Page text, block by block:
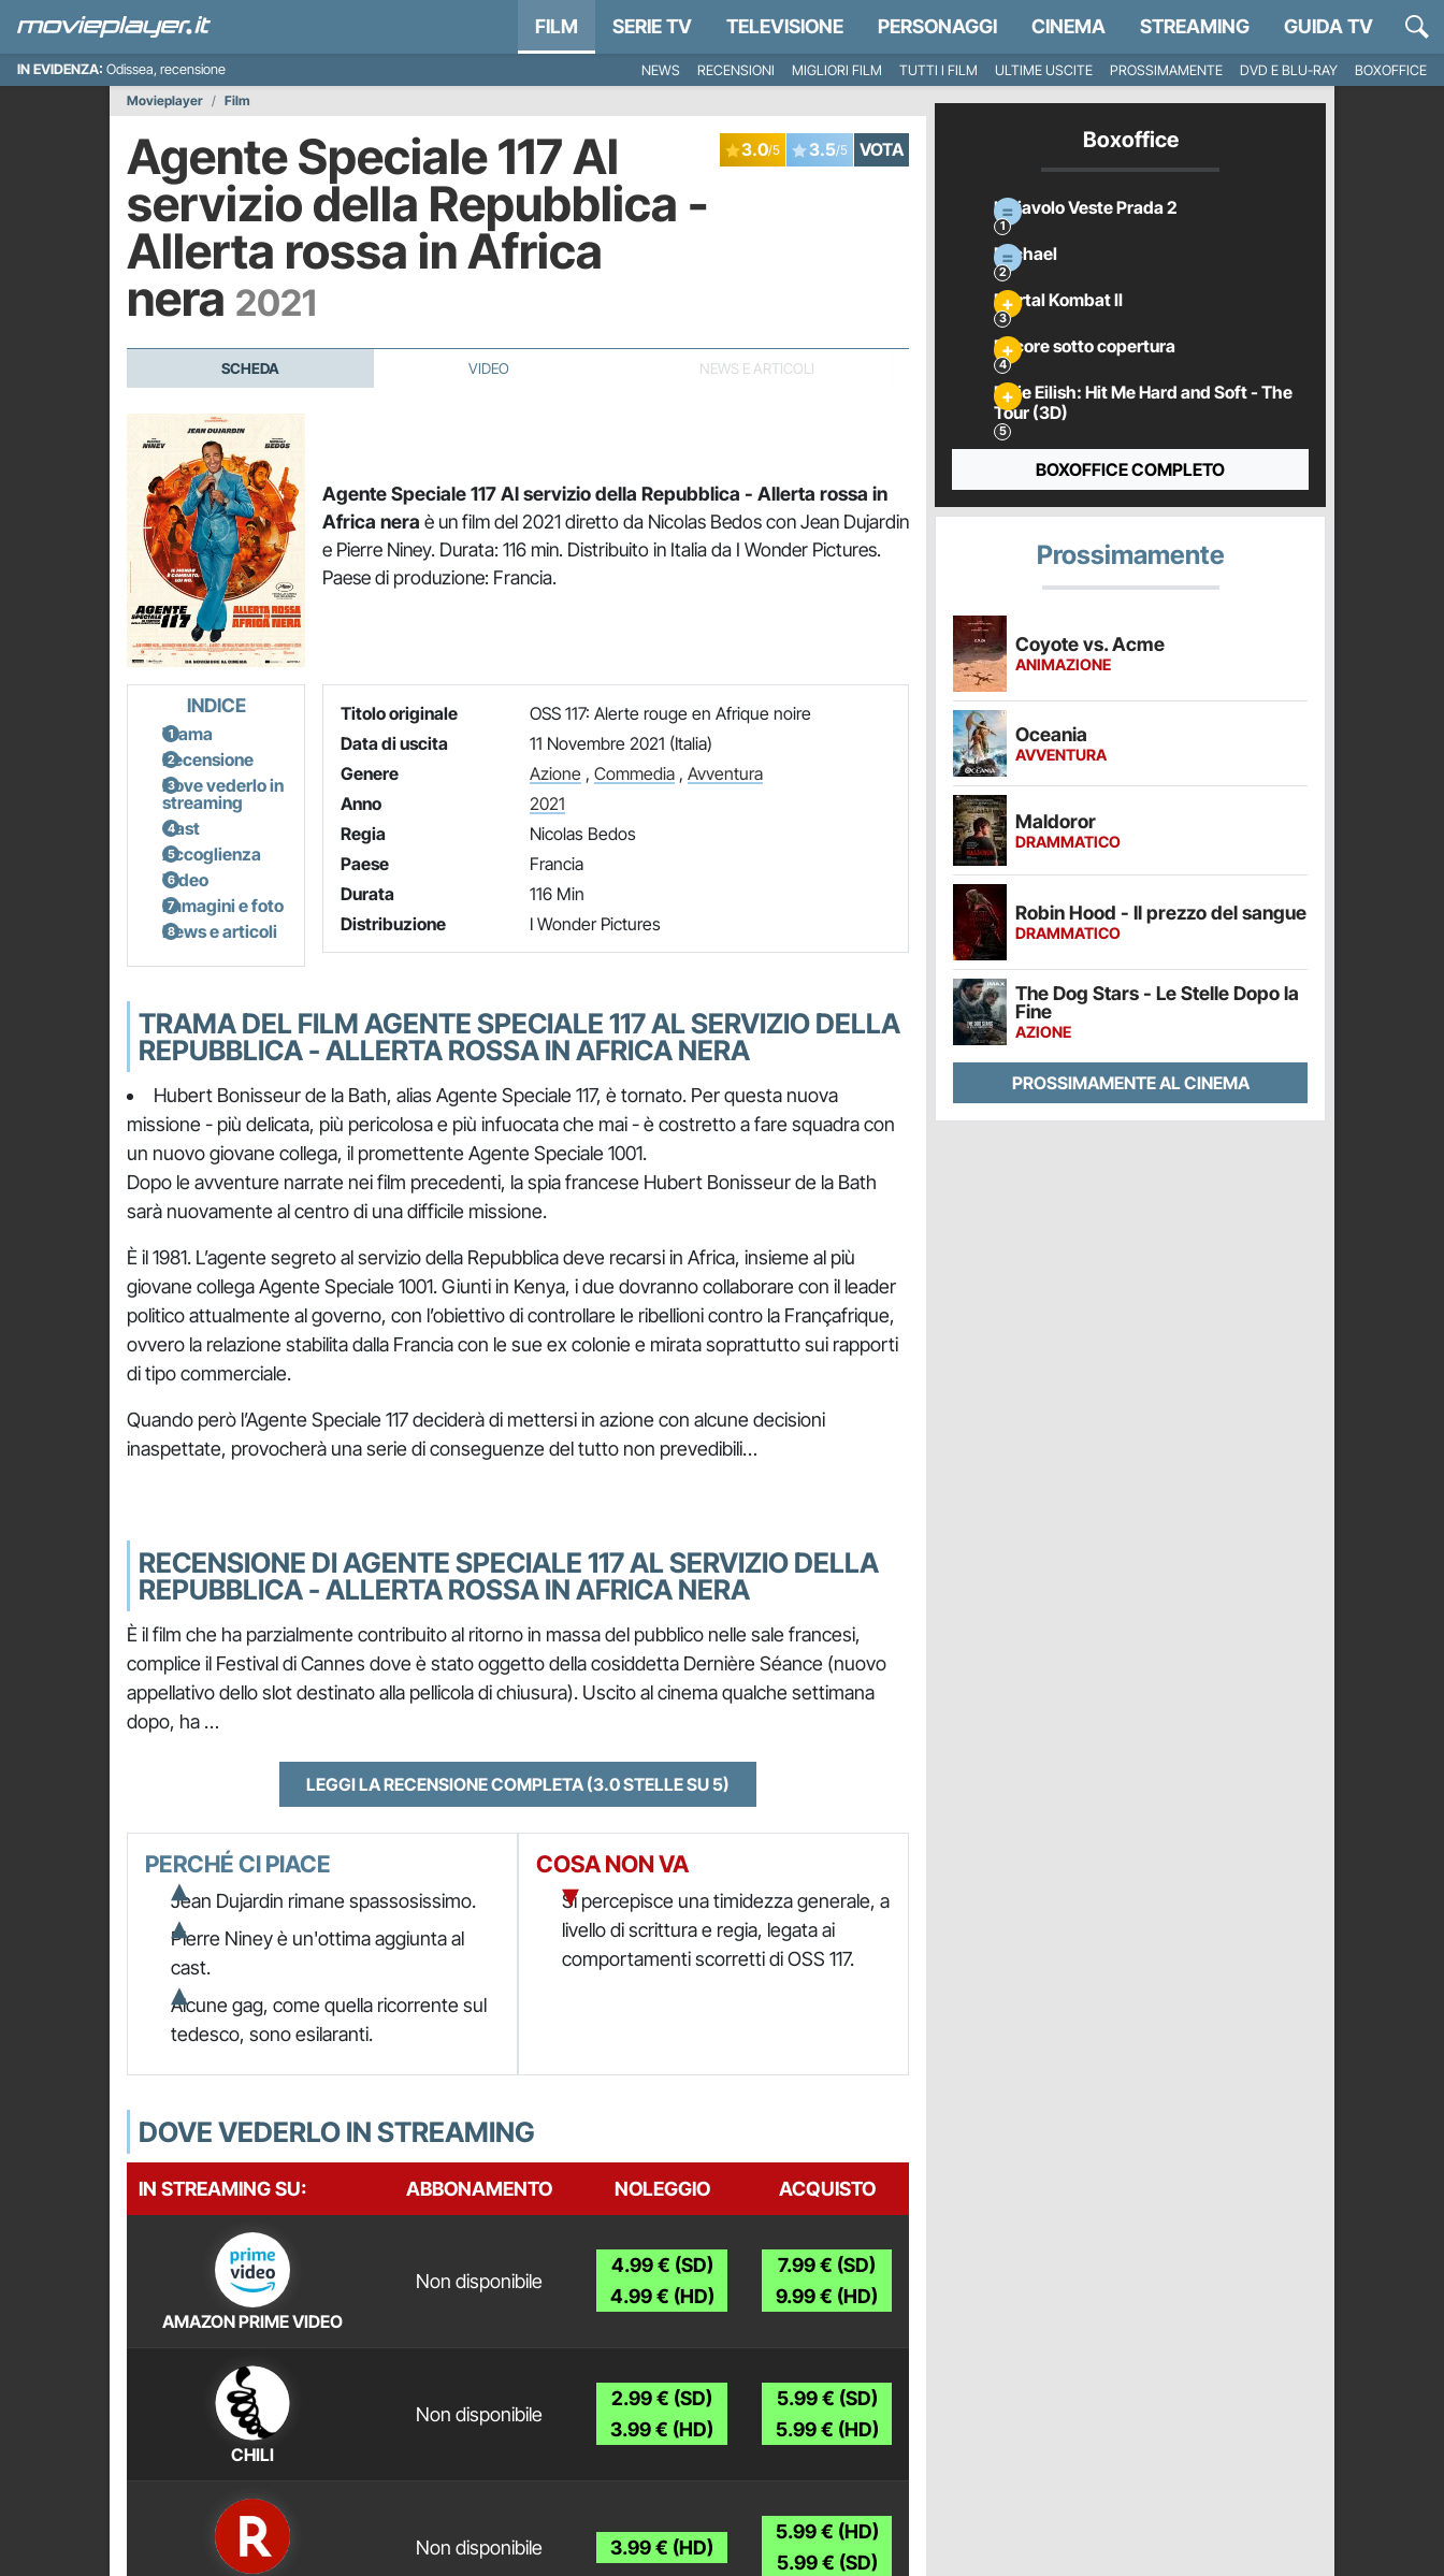
FILM SERIE TV TELEVISIONE PERSONAGGI CINEMA STREAMING GUIDA TV
IN EVIDENZA: Odissea, recensione NEWS RECENSIONI MIGLIORI FILM TUTTI I FILM ULTIME USCITE PROSSIMAMENTE DVD E BLU-RAY
BOXOFFICE
Movieplayer
Film
Agente Speciale 117 Al
servizio della Repubblica -
Allerta rossa in Africa
nera 2021
3.0/5 3.5/5 VOTA
SCHEDA VIDEO NEWS E ARTICOLI
Agente Speciale 117 Al servizio della Repubblica - Allerta rossa in
Africa nera è un film del 2021 diretto da Nicolas Bedos con Jean Dujardin
e Pierre Niney. Durata: 116 min. Distribuito in Italia da I Wonder Pictures.
Paese di produzione: Francia.
INDICE
Trama
Recensione
Dove vederlo in
streaming
Cast
Accoglienza
Video
Immagini e foto
News e articoli
Titolo originale
OSS 117: Alerte rouge en Afrique noire
Data di uscita
11 Novembre 2021 (Italia)
Genere
Azione , Commedia , Avventura
Anno
2021
Regia
Nicolas Bedos
Paese
Francia
Durata
116 Min
Distribuzione
I Wonder Pictures
TRAMA DEL FILM AGENTE SPECIALE 117 AL SERVIZIO DELLA
REPUBBLICA - ALLERTA ROSSA IN AFRICA NERA
Hubert Bonisseur de la Bath, alias Agente Speciale 117, è tornato. Per questa nuova
missione - più delicata, più pericolosa e più infuocata che mai - è costretto a fare squadra con
un nuovo giovane collega, il promettente Agente Speciale 1001.
Dopo le avventure narrate nei film precedenti, la spia francese Hubert Bonisseur de la Bath
sarà nuovamente al centro di una difficile missione.
È il 1981. L’agente segreto al servizio della Repubblica deve recarsi in Africa, insieme al più
giovane collega Agente Speciale 1001. Giunti in Kenya, i due dovranno collaborare con il leader
politico attualmente al governo, con l’obiettivo di controllare le ribellioni contro la Françafrique,
ovvero la relazione stabilita dalla Francia con le sue ex colonie e mirata soprattutto sui rapporti
di tipo commerciale.
Quando però l’Agente Speciale 117 deciderà di mettersi in azione con alcune decisioni
inaspettate, provocherà una serie di conseguenze del tutto non prevedibili…
RECENSIONE DI AGENTE SPECIALE 117 AL SERVIZIO DELLA
REPUBBLICA - ALLERTA ROSSA IN AFRICA NERA
È il film che ha parzialmente contribuito al ritorno in massa del pubblico nelle sale francesi,
complice il Festival di Cannes dove è stato oggetto della cosiddetta Dernière Séance (nuovo
appellativo dello slot destinato alla pellicola di chiusura). Uscito al cinema qualche settimana
dopo, ha …
LEGGI LA RECENSIONE COMPLETA(3.0 STELLE SU 5)
PERCHÉ CI PIACE
Jean Dujardin rimane spassosissimo.
Pierre Niney è un'ottima aggiunta al
cast.
Alcune gag, come quella ricorrente sul
tedesco, sono esilaranti.
COSA NON VA
Si percepisce una timidezza generale, a
livello di scrittura e regia, legata ai
comportamenti scorretti di OSS 117.
DOVE VEDERLO IN STREAMING
IN STREAMING SU: ABBONAMENTO NOLEGGIO ACQUISTO
AMAZON PRIME VIDEO
Non disponibile
4.99 € (SD)
4.99 € (HD)
7.99 € (SD)
9.99 € (HD)
CHILI
Non disponibile
2.99 € (SD)
3.99 € (HD)
5.99 € (SD)
5.99 € (HD)
Non disponibile 3.99 € (HD)
5.99 € (HD)
5.99 € (SD)
Boxoffice
Il Diavolo Veste Prada 2
Michael
Mortal Kombat II
Pecore sotto copertura
Billie Eilish: Hit Me Hard and Soft - The
Tour (3D)
BOXOFFICE COMPLETO
Prossimamente
Coyote vs. Acme
ANIMAZIONE
Oceania
AVVENTURA
Maldoror
DRAMMATICO
Robin Hood - Il prezzo del sangue
DRAMMATICO
The Dog Stars - Le Stelle Dopo la
Fine
AZIONE
PROSSIMAMENTE AL CINEMA